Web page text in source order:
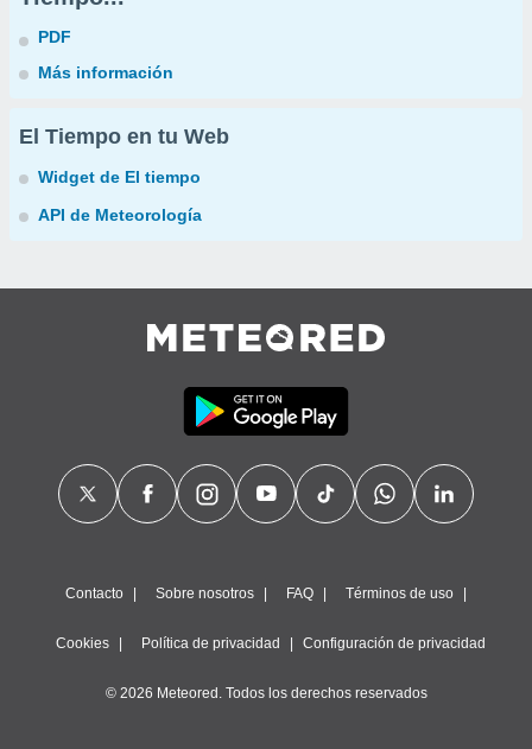
PDF
Más información
El Tiempo en tu Web
Widget de El tiempo
API de Meteorología
Contacto Sobre nosotros FAQ Términos de uso
Cookies Política de privacidad Configuración de privacidad
© 2026 Meteored. Todos los derechos reservados